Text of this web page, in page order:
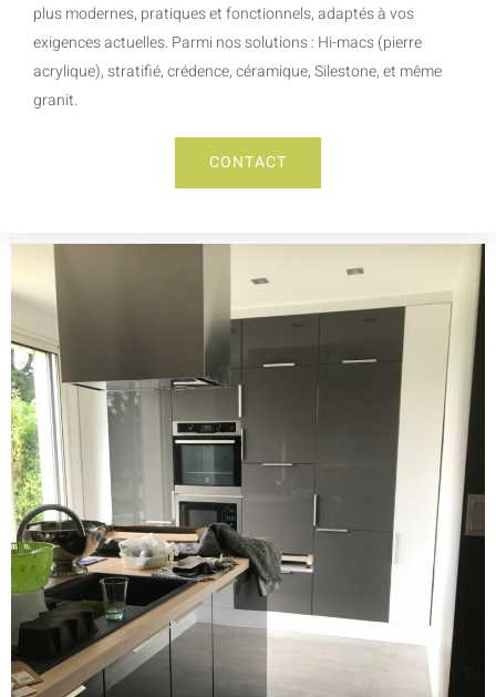
plus modernes, pratiques et fonctionnels, adaptés à vos
exigences actuelles. Parmi nos solutions : Hi-macs (pierre
acrylique), stratifié, crédence, céramique, Silestone, et même
granit.
CONTACT